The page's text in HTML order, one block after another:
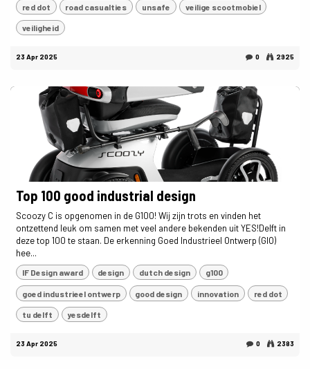
red dot road casualties unsafe veilige scootmobiel
veiligheid
23 Apr 2025 0 2925
Top 100 good industrial design
Scoozy C is opgenomen in de G100! Wij zijn trots en vinden het
ontzettend leuk om samen met veel andere bekenden uit YES!Delft in
deze top 100 te staan. De erkenning Goed Industrieel Ontwerp (GIO)
hee...
IF Design award design dutch design g100
goed industrieel ontwerp good design innovation red dot
tu delft yesdelft
23 Apr 2025 0 2383